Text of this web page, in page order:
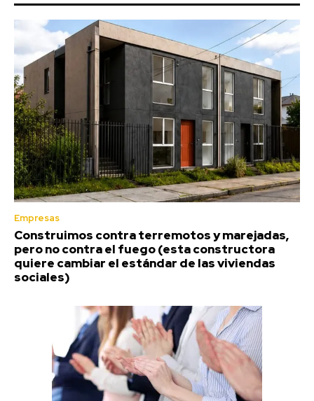
Empresas
Construimos contra terremotos y marejadas,
pero no contra el fuego (esta constructora
quiere cambiar el estándar de las viviendas
sociales)